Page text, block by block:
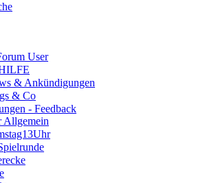
User
& Ankündigungen
& Co
- Feedback
Allgemein